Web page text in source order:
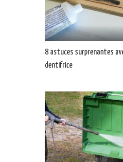
8 astuces surprenantes
dentifrice